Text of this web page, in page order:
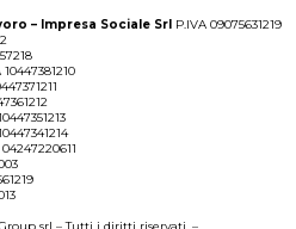
– Impresa Sociale Srl P.IVA 09075631219
10447381210